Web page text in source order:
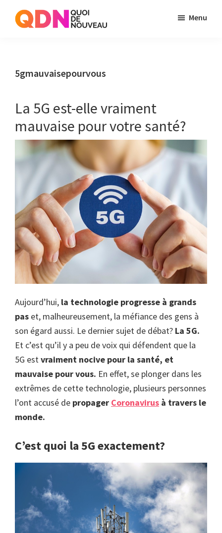
site
Menu
5gmauvaisepourvous
La 5G est-elle vraiment
mauvaise pour votre santé?
Aujourd’hui, la technologie progresse à grands
pas et, malheureusement, la méfiance des gens à
son égard aussi. Le dernier sujet de débat? La 5G.
Et c’est qu’il y a peu de voix qui défendent que la
5G estvraiment nocive pour la santé, et
mauvaise pour vous. En effet, se plonger dans les
extrêmes de cette technologie, plusieurs personnes
l’ont accusé de propager Coronavirus à travers le
monde.
C’est quoi la 5G exactement?